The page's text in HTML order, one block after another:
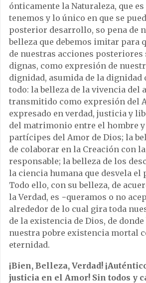
ónticamente la Naturaleza, que
tenemos y lo único en que se
posterior desarrollo, so pena de
belleza que debemos imitar para
de nuestras acciones posteriores
dignas, como expresión de
dignidad, asumida de la dignidad
todo: la belleza de la vivencia del
transmitido como expresión del
expresado en verdad, justicia y
del matrimonio entre el hombre
partícipes del Amor de Dios; la
de colaborar en la Creación con
responsable; la belleza de los
la ciencia humana que desvela el
Todo ello, con su belleza, de
la Verdad, es −queramos o no
alrededor de lo cual gira toda
de la existencia de Dios, de donde
nuestra pobre existencia mortal
eternidad.
¡Bien, Belleza, Verdad!
justicia en el Amor! Sin todos y